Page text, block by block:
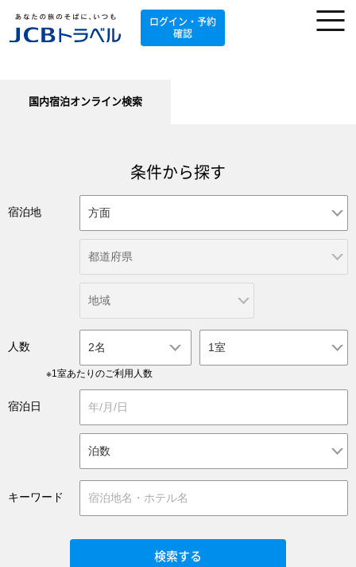
ログイン・予約
確認
国内宿泊オンライン検索
条件から探す
宿泊地
人数 2名
※1室あたりのご利用人数
宿泊日
キーワード